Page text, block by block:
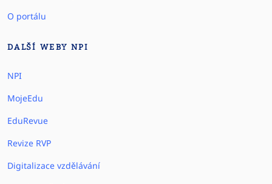
O portálu
DALŠÍ WEBY NPI
NPI
MojeEdu
EduRevue
Revize RVP
Digitalizace vzdělávání